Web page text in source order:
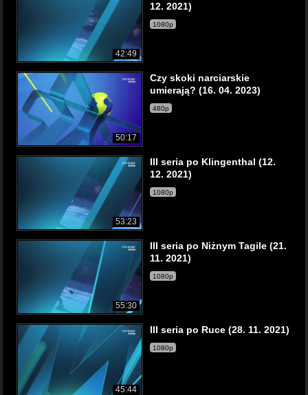
42:49
12. 2021)
1080p
50:17
Czy skoki narciarskie
umierają? (16. 04. 2023)
480p
53:23
III seria po Klingenthal (12.
12. 2021)
1080p
55:30
III seria po Niżnym Tagile (21.
11. 2021)
1080p
45:44
III seria po Ruce (28. 11. 2021)
1080p